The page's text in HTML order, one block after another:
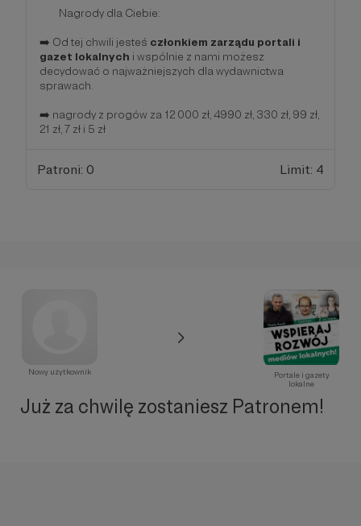
Nagrody dla Ciebie:
➡️ Od tej chwili jesteś członkiem zarządu portali i
gazet lokalnych i wspólnie z nami możesz
decydować o najważniejszych dla wydawnictwa
sprawach.
➡️ nagrody z progów za 12 000 zł, 4990 zł, 330 zł, 99 zł,
21 zł, 7 zł i 5 zł
Patroni: 0 Limit: 4
Nowy użytkownik
Portale i gazety
lokalne
Już za chwilę zostaniesz Patronem!